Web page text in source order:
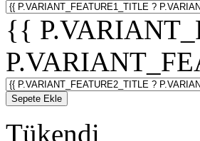
{{
Sepete Ekle
Tükendi